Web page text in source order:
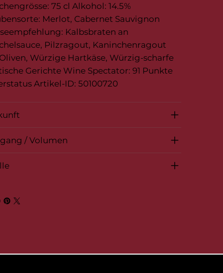
75 cl Alkohol: 14.5%
Merlot, Cabernet Sauvignon
Kalbsbraten an
Pilzragout, Kaninchenragout
Würzige Hartkäse, Würzig-scharfe
Gerichte Wine Spectator: 91 Punkte
Artikel-ID: 50100720
/ Volumen